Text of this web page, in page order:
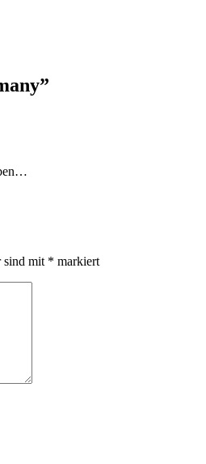
”
sind mit * markiert